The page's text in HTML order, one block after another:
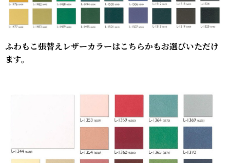
ふわもこ張替えレザーカラーはこちらかもお選びいただけ
ます。